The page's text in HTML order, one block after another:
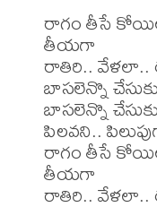
రాగం తీసే
తీయగా
రాతిరి.. వేళలా..
బాసలెన్నొ
బాసలెన్నొ
పిలవని..
రాగం తీసే
తీయగా
రాతిరి.. వేళలా..